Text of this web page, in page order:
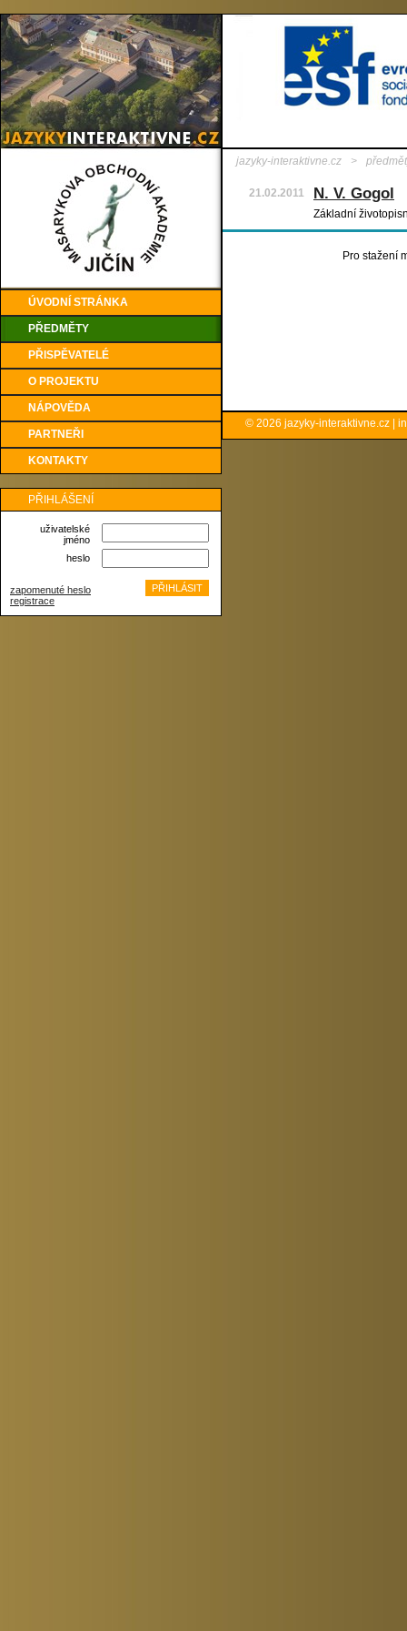
ÚVODNÍ STRÁNKA
PŘEDMĚTY
PŘISPĚVATELÉ
O PROJEKTU
NÁPOVĚDA
PARTNEŘI
KONTAKTY
PŘIHLÁŠENÍ
uživatelské
jméno
heslo
zapomenuté heslo
registrace
jazyky-interaktivne.cz >
21.02.2011 N. V. Gogol
Základní
Pro stažení
© 2026 jazyky-interaktivne.cz